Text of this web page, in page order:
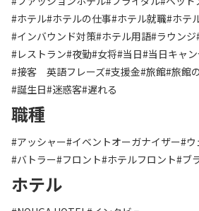
#ホテル#ホテルの仕事#ホテル就職#ホテ
#インバウンド対策#ホテル用語#ラウンジ
#レストラン#夜勤#女将#当日#当日キャ
#接客 英語フレーズ#支援金#旅館#旅館
#誕生日#迷惑客#遅れる
職種
#アッシャー#イベントオーガナイザー#ウ
#バトラー#フロント#ホテルフロント#ブ
ホテル